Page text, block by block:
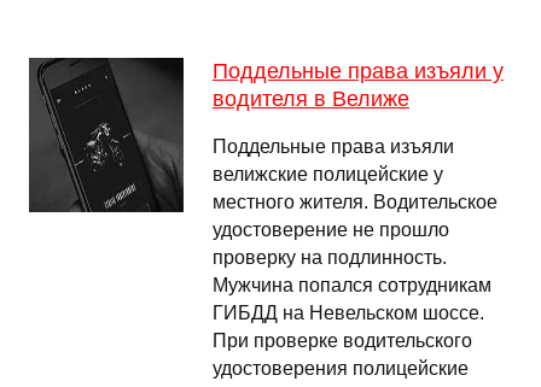
Поддельные права изъяли у
водителя в Велиже
Поддельные права изъяли
велижские полицейские у
местного жителя. Водительское
удостоверение не прошло
проверку на подлинность.
Мужчина попался сотрудникам
ГИБДД на Невельском шоссе.
При проверке водительского
удостоверения полицейские